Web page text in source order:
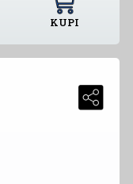
KUPI